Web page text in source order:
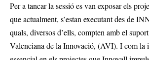
Per a tancar la sessió es van exposar els
que actualment, s’estan executant des de
quals, diversos d’ells, compten amb el
Valenciana de la Innovació, (AVI). I com la